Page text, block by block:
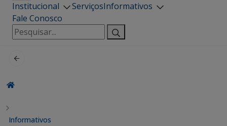
Institucional ServiçosInformativos
Fale Conosco
Pesquisar
por:
Informativos